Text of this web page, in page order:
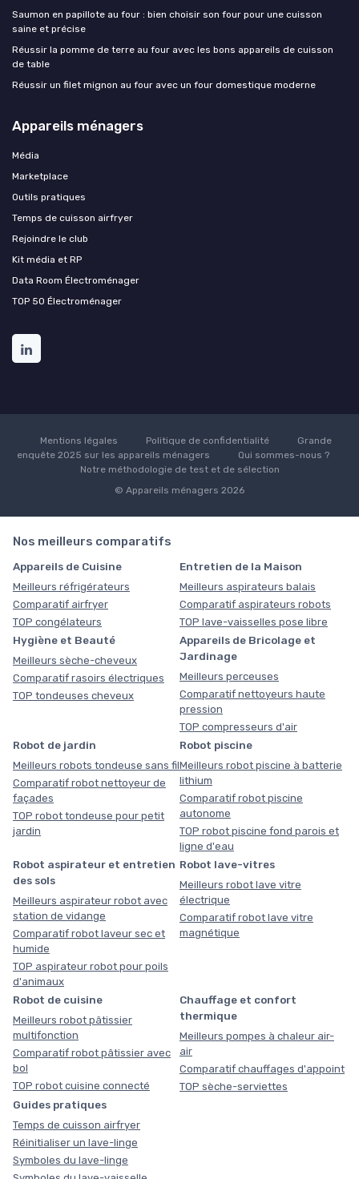
Saumon en papillote au four : bien choisir son four pour une cuisson
saine et précise
Réussir la pomme de terre au four avec les bons appareils de cuisson
de table
Réussir un filet mignon au four avec un four domestique moderne
Appareils ménagers
Média
Marketplace
Outils pratiques
Temps de cuisson airfryer
Rejoindre le club
Kit média et RP
Data Room Électroménager
TOP 50 Électroménager
Mentions légales Politique de confidentialité
Grande
enquête 2025 sur les appareils ménagers
Qui sommes-nous ?
Notre méthodologie de test et de sélection
© Appareils ménagers 2026
Nos meilleurs comparatifs
Appareils de Cuisine
Meilleurs réfrigérateurs
Comparatif airfryer
TOP congélateurs
Entretien de la Maison
Meilleurs aspirateurs balais
Comparatif aspirateurs robots
TOP lave-vaisselles pose libre
Hygiène et Beauté
Meilleurs sèche-cheveux
Comparatif rasoirs électriques
TOP tondeuses cheveux
Appareils de Bricolage et
Jardinage
Meilleurs perceuses
Comparatif nettoyeurs haute
pression
TOP compresseurs d'air
Robot de jardin
Meilleurs robots tondeuse sans fil
Comparatif robot nettoyeur de
façades
TOP robot tondeuse pour petit
jardin
Robot piscine
Meilleurs robot piscine à batterie
lithium
Comparatif robot piscine
autonome
TOP robot piscine fond parois et
ligne d'eau
Robot aspirateur et entretien
des sols
Meilleurs aspirateur robot avec
station de vidange
Comparatif robot laveur sec et
humide
TOP aspirateur robot pour poils
d'animaux
Robot lave-vitres
Meilleurs robot lave vitre
électrique
Comparatif robot lave vitre
magnétique
Robot de cuisine
Meilleurs robot pâtissier
multifonction
Comparatif robot pâtissier avec
bol
TOP robot cuisine connecté
Chauffage et confort
thermique
Meilleurs pompes à chaleur air-
air
Comparatif chauffages d'appoint
TOP sèche-serviettes
Guides pratiques
Temps de cuisson airfryer
Réinitialiser un lave-linge
Symboles du lave-linge